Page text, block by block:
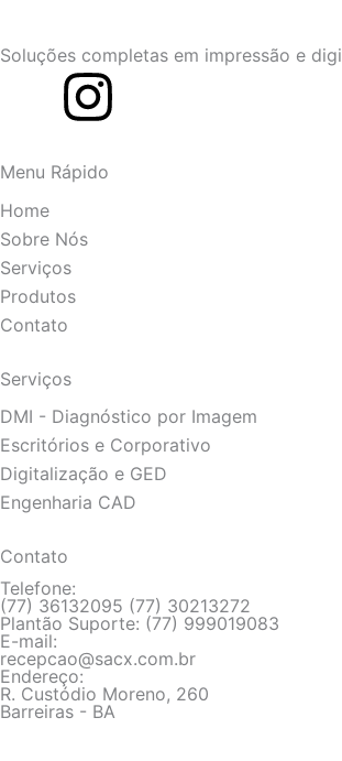
Soluções completas em impressão e
I
n
t
r
a
Menu Rápido
Home
Sobre Nós
Serviços
Produtos
Contato
Serviços
DMI - Diagnóstico por Imagem
Escritórios e Corporativo
Digitalização e GED
Engenharia CAD
Contato
Telefone:
(77) 36132095 (77) 30213272
Plantão Suporte: (77) 999019083
E-mail:
recepcao@sacx.com.br
Endereço:
R. Custódio Moreno, 260
Barreiras - BA